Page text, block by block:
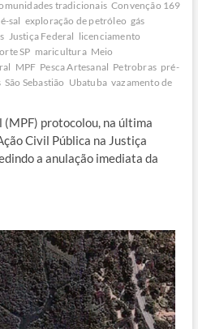
tradicionais Convenção 169
sal exploração de petróleo gás
Justiça Federal licenciamento
SP maricultura Meio
MPF Pesca Artesanal Petrobras pré-
São Sebastião Ubatuba vazamento de
protocolou, na última
Civil Pública na Justiça
a anulação imediata da